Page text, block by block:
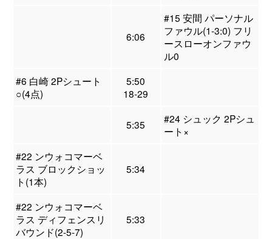
6:06
#15 安間 パーソナル
ファウル(1-3:0) フリ
ースローオンファウ
ル0
#6 白崎 2Pシュート
○(4点)
5:50
18-29
5:35
#24 シュック 2Pシュ
ート×
#22 ンウォコマーベ
ラス ブロックショッ
ト(1本)
5:34
#22 ンウォコマーベ
ラス ディフェンスリ
バウンド(2-5-7)
5:33